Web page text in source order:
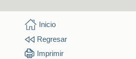
Inicio
Regresar
Imprimir